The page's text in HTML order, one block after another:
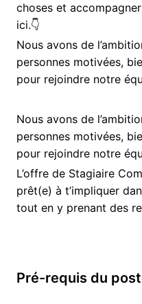
choses et
ici.👇
Nous avons de
personnes motivées,
pour rejoindre notre
Nous avons de
personnes motivées,
pour rejoindre notre
L’offre de Stagiaire
prêt(e) à t’impliquer
tout en y prenant des
Pré-requis du